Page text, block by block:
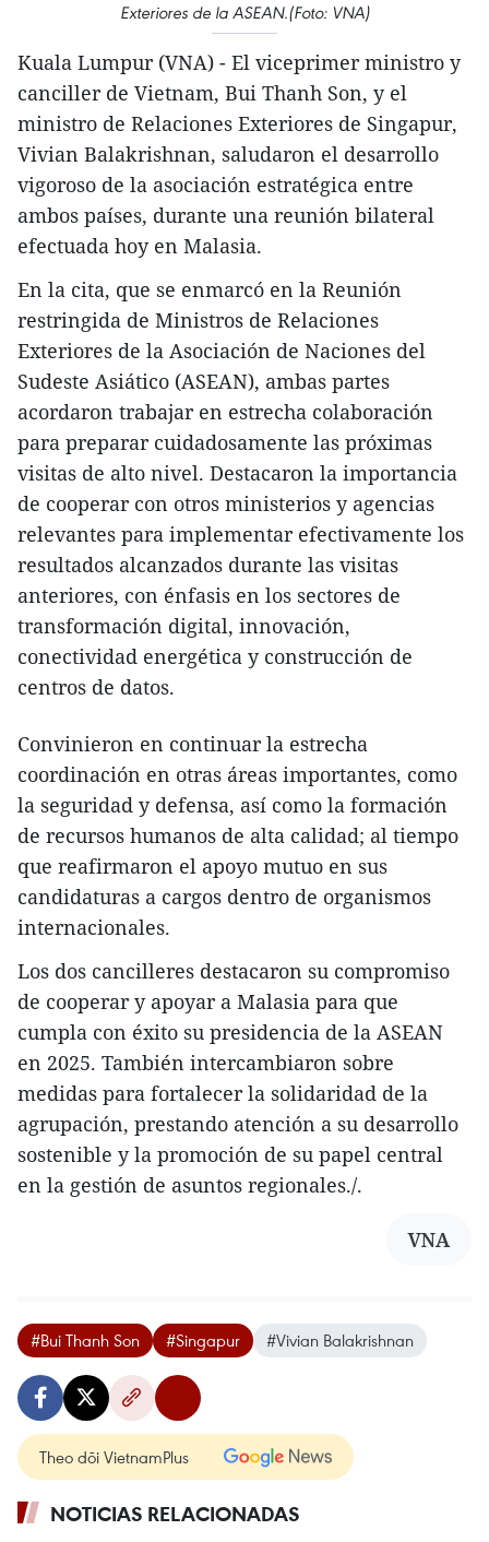
Exteriores de la ASEAN.(Foto: VNA)
Kuala Lumpur (VNA) - El viceprimer ministro y
canciller de Vietnam, Bui Thanh Son, y el
ministro de Relaciones Exteriores de Singapur,
Vivian Balakrishnan, saludaron el desarrollo
vigoroso de la asociación estratégica entre
ambos países, durante una reunión bilateral
efectuada hoy en Malasia.
En la cita, que se enmarcó en la Reunión
restringida de Ministros de Relaciones
Exteriores de la Asociación de Naciones del
Sudeste Asiático (ASEAN), ambas partes
acordaron trabajar en estrecha colaboración
para preparar cuidadosamente las próximas
visitas de alto nivel. Destacaron la importancia
de cooperar con otros ministerios y agencias
relevantes para implementar efectivamente los
resultados alcanzados durante las visitas
anteriores, con énfasis en los sectores de
transformación digital, innovación,
conectividad energética y construcción de
centros de datos.
Convinieron en continuar la estrecha
coordinación en otras áreas importantes, como
la seguridad y defensa, así como la formación
de recursos humanos de alta calidad; al tiempo
que reafirmaron el apoyo mutuo en sus
candidaturas a cargos dentro de organismos
internacionales.
Los dos cancilleres destacaron su compromiso
de cooperar y apoyar a Malasia para que
cumpla con éxito su presidencia de la ASEAN
en 2025. También intercambiaron sobre
medidas para fortalecer la solidaridad de la
agrupación, prestando atención a su desarrollo
sostenible y la promoción de su papel central
en la gestión de asuntos regionales./.
VNA
#Bui Thanh Son #Singapur #Vivian Balakrishnan
Theo dõi VietnamPlus
NOTICIAS RELACIONADAS